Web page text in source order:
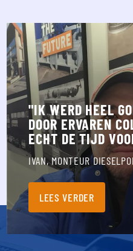
"IK WERD HEEL
DOOR ERVAREN
ECHT DE TIJD
IVAN, MONTEUR
LEES VERDER
Ik werd heel goed begeleid